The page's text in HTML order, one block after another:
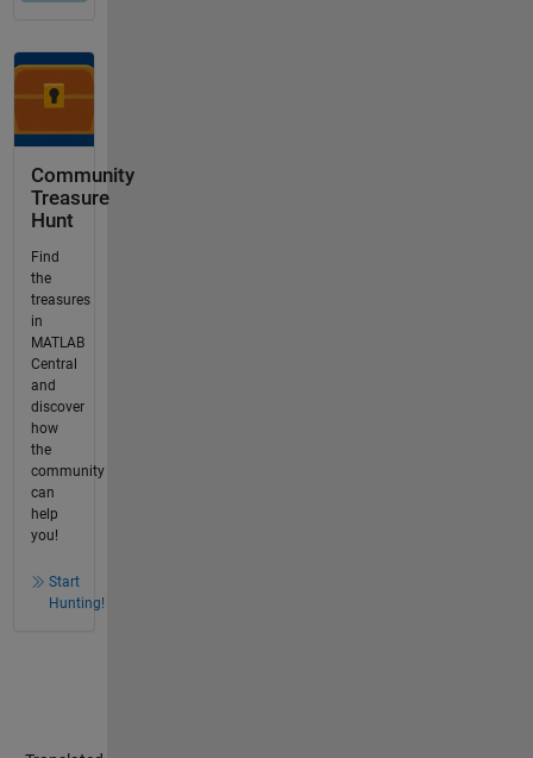
Community
Treasure
Hunt
Find
the
treasures
in
MATLAB
Central
and
discover
how
the
community
can
help
you!
Start
Hunting!